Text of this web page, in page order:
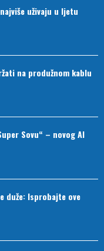
uživaju u ljetu
na produžnom kablu
Sovu“ – novog AI
duže: Isprobajte ove